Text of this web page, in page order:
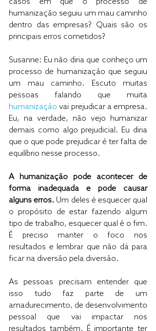
casos em que o processo de
humanização seguiu um mau caminho
dentro das empresas? Quais são os
principais erros cometidos?
Susanne: Eu não diria que conheço um
processo de humanização que seguiu
um mau caminho. Escuto muitas
humanização vai prejudicar a empresa.
Eu, na verdade, não vejo humanizar
demais como algo prejudicial. Eu diria
que o que pode prejudicar é ter falta de
equilíbrio nesse processo.
A humanização pode acontecer de
forma inadequada e pode causar
alguns erros. Um deles é esquecer qual
o propósito de estar fazendo algum
tipo de trabalho, esquecer qual é o fim.
É preciso manter o foco nos
resultados e lembrar que não dá para
ficar na diversão pela diversão.
As pessoas precisam entender que
isso tudo faz parte de um
amadurecimento, de desenvolvimento
pessoal que vai impactar nos
resultados também. É importante ter